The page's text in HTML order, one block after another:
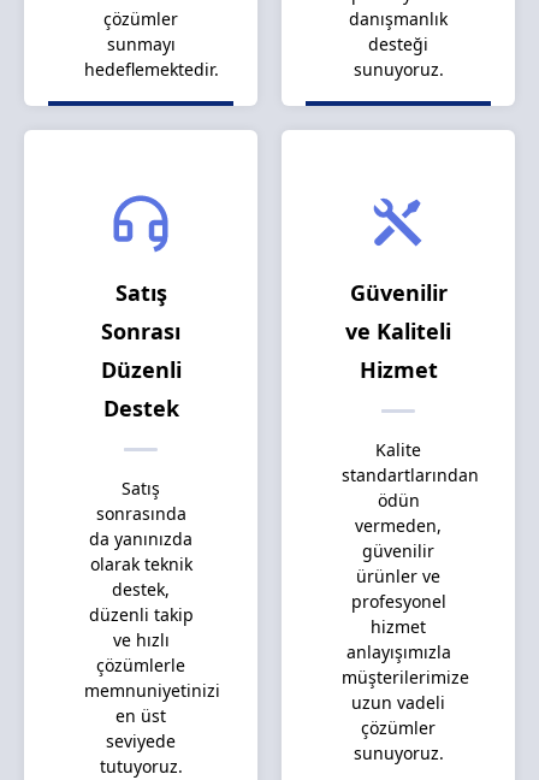
çözümler
sunmayı
hedeflemektedir.
danışmanlık
desteği
sunuyoruz.
Satış
Sonrası
Düzenli
Destek
Satış
sonrasında
da yanınızda
olarak teknik
destek,
düzenli takip
ve hızlı
çözümlerle
memnuniyetinizi
en üst
seviyede
tutuyoruz.
Güvenilir
ve Kaliteli
Hizmet
Kalite
standartlarından
ödün
vermeden,
güvenilir
ürünler ve
profesyonel
hizmet
anlayışımızla
müşterilerimize
uzun vadeli
çözümler
sunuyoruz.